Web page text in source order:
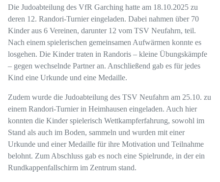
Die Judoabteilung des VfR Garching hatte am 18.10.2025 zu
deren 12. Randori-Turnier eingeladen. Dabei nahmen über 70
Kinder aus 6 Vereinen, darunter 12 vom TSV Neufahrn, teil.
Nach einem spielerischen gemeinsamen Aufwärmen konnte es
losgehen. Die Kinder traten in Randoris – kleine Übungskämpfe
– gegen wechselnde Partner an. Anschließend gab es für jedes
Kind eine Urkunde und eine Medaille.
Zudem wurde die Judoabteilung des TSV Neufahrn am 25.10. zu
einem Randori-Turnier in Heimhausen eingeladen. Auch hier
konnten die Kinder spielerisch Wettkampferfahrung, sowohl im
Stand als auch im Boden, sammeln und wurden mit einer
Urkunde und einer Medaille für ihre Motivation und Teilnahme
belohnt. Zum Abschluss gab es noch eine Spielrunde, in der ein
Rundkappenfallschirm im Zentrum stand.